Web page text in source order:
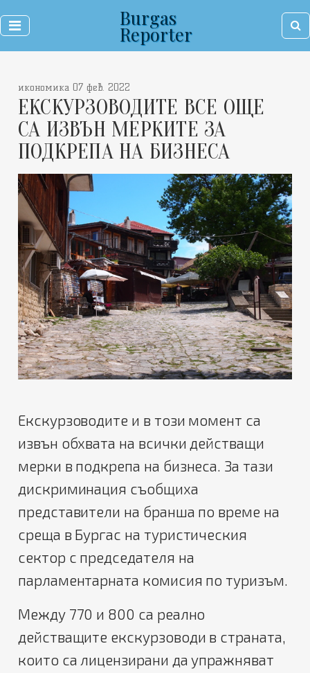
Burgas
Reporter
икономика 07 фев. 2022
ЕКСКУРЗОВОДИТЕ ВСЕ ОЩЕ
СА ИЗВЪН МЕРКИТЕ ЗА
ПОДКРЕПА НА БИЗНЕСА
Екскурзоводите и в този момент са
извън обхвата на всички действащи
мерки в подкрепа на бизнеса. За тази
дискриминация съобщиха
представители на бранша по време на
среща в Бургас на туристическия
сектор с председателя на
парламентарната комисия по туризъм.
Между 770 и 800 са реално
действащите екскурзоводи в страната,
които са лицензирани да упражняват